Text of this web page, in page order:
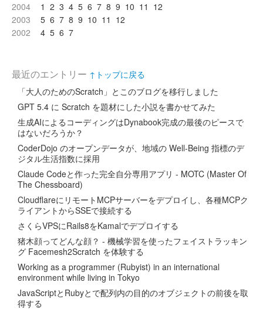
2004
1 2 3 4 5 6 7 8 9 10 11 12
2003
5 6 7 8 9 10 11 12
2002
4 5 6 7
最近のエントリー ↑トップに戻る
「大人のためのScratch」とこのブログを移行しました
GPT 5.4 に Scratch を題材にした小説を書かせてみた
生成AIによるコーディングはDynabook完成の最後のピースで
はないだろうか？
CoderDojo のオープンデータが、地域の Well-Being 指標のデ
ジタル生活指数に採用
Claude Codeと作った完全自分専用アプリ - MOTC (Master Of
The Chessboard)
CloudflareにリモートMCPサーバーをデプロイし、各種MCPク
ライアントからSSEで接続する
さくらVPSにRails8をKamalでデプロイする
猪木顔ってどんな顔？ - 機械学習を使ったフェイストラッキン
グ Facemesh2Scratch を体験する
Working as a programmer (Rubyist) in an international
environment while living in Tokyo
JavaScriptとRubyとで配列内の目的のオブジェクトの前後を取
得する